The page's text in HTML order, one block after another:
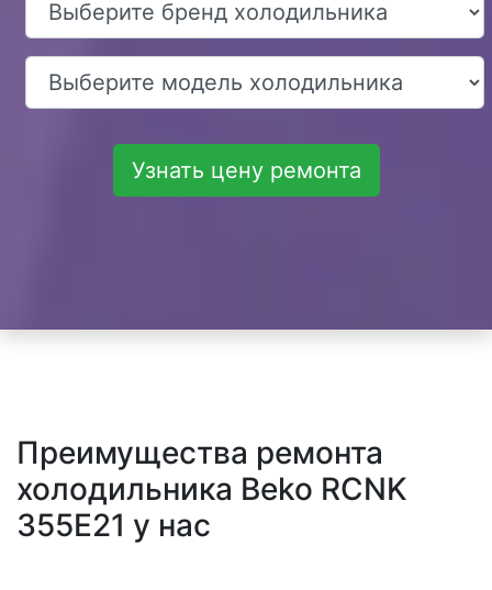
Узнать цену ремонта
Преимущества ремонта
холодильника Beko RCNK
355E21 у нас